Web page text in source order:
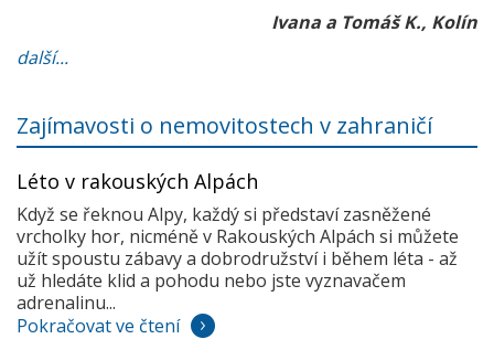
Ivana a Tomáš K., Kolín
další...
Zajímavosti o nemovitostech v zahraničí
Léto v rakouských Alpách
Když se řeknou Alpy, každý si představí zasněžené
vrcholky hor, nicméně v Rakouských Alpách si můžete
užít spoustu zábavy a dobrodružství i během léta - až
už hledáte klid a pohodu nebo jste vyznavačem
adrenalinu...
Pokračovat ve čtení